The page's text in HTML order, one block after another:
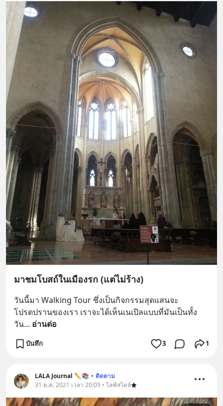
มาชมโบสถ์ในเมืองรก (แต่ไม่ร้าง)
วันนี้มา Walking Tour ซึ่งเป็นกิจกรรมสุดแสนจะ
โปรดปรานของเรา เราจะได้เห็นเนเปิลแบบที่มันเป็นทั้ง
วัน... อ่านต่อ
บันทึก 3 1
LALA Journal ✏️📚 • ติดตาม
31 ต.ค. 2021 เวลา 20:05 • ไลฟ์สไตล์